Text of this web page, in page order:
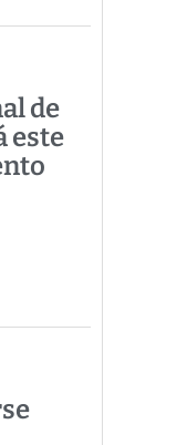
de
este